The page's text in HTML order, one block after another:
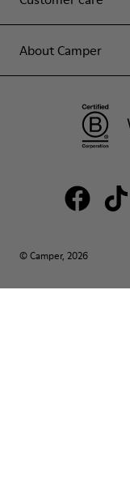
About Camper
© Camper, 2026